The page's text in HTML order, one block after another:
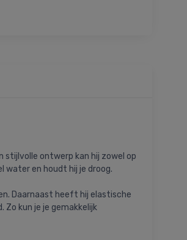
stijlvolle ontwerp kan hij zowel op
water en houdt hij je droog.
Daarnaast heeft hij elastische
kun je je gemakkelijk